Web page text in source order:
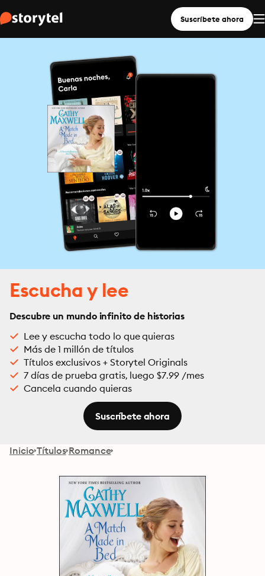
Suscríbete ahora
Escucha y lee
Descubre un mundo infinito de historias
Lee y escucha todo lo que quieras
Más de 1 millón de títulos
Títulos exclusivos + Storytel Originals
7 días de prueba gratis, luego $7.99 /mes
Cancela cuando quieras
Suscríbete ahora
Inicio Títulos Romance